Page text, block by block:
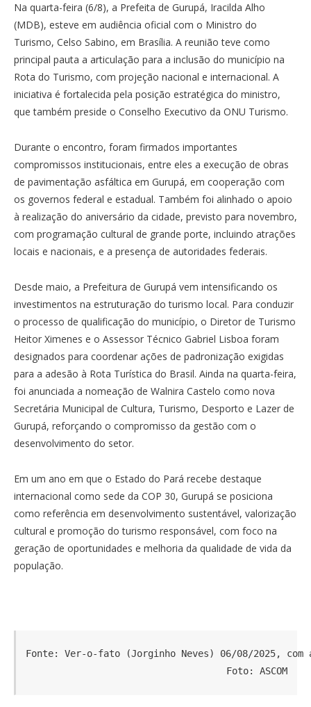
Na quarta-feira (6/8), a Prefeita de Gurupá, Iracilda Alho
(MDB), esteve em audiência oficial com o Ministro do
Turismo, Celso Sabino, em Brasília. A reunião teve como
principal pauta a articulação para a inclusão do município na
Rota do Turismo, com projeção nacional e internacional. A
iniciativa é fortalecida pela posição estratégica do ministro,
que também preside o Conselho Executivo da ONU Turismo.
Durante o encontro, foram firmados importantes
compromissos institucionais, entre eles a execução de obras
de pavimentação asfáltica em Gurupá, em cooperação com
os governos federal e estadual. Também foi alinhado o apoio
à realização do aniversário da cidade, previsto para novembro,
com programação cultural de grande porte, incluindo atrações
locais e nacionais, e a presença de autoridades federais.
Desde maio, a Prefeitura de Gurupá vem intensificando os
investimentos na estruturação do turismo local. Para conduzir
o processo de qualificação do município, o Diretor de Turismo
Heitor Ximenes e o Assessor Técnico Gabriel Lisboa foram
designados para coordenar ações de padronização exigidas
para a adesão à Rota Turística do Brasil. Ainda na quarta-feira,
foi anunciada a nomeação de Walnira Castelo como nova
Secretária Municipal de Cultura, Turismo, Desporto e Lazer de
Gurupá, reforçando o compromisso da gestão com o
desenvolvimento do setor.
Em um ano em que o Estado do Pará recebe destaque
internacional como sede da COP 30, Gurupá se posiciona
como referência em desenvolvimento sustentável, valorização
cultural e promoção do turismo responsável, com foco na
geração de oportunidades e melhoria da qualidade de vida da
população.
Fonte: Ver-o-fato (Jorginho Neves) 06/08/2025, com
Foto: ASCOM